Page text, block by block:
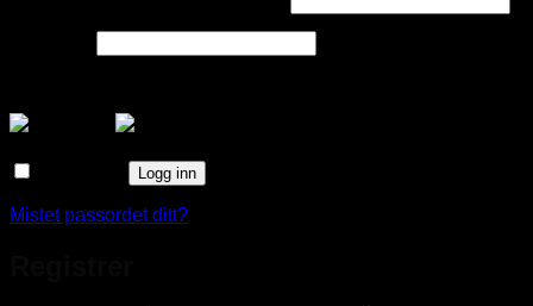
Logg inn
Mistet passordet ditt?